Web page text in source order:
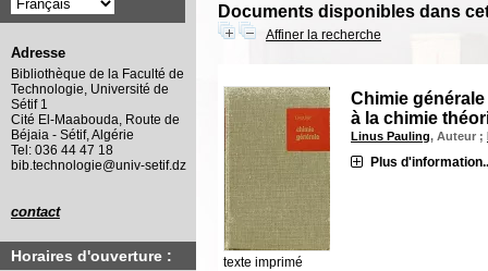
Documents disponibles dans
Affiner la recherche
texte imprimé
Chimie
à la chimie
Linus Pauling, Auteur ;
Plus
Adresse
Bibliothèque de la Faculté de
Technologie, Université de
Sétif 1
Cité El-Maabouda, Route de
Béjaia - Sétif, Algérie
Tel: 036 44 47 18
bib.technologie@univ-setif.dz
contact
Horaires d'ouverture :